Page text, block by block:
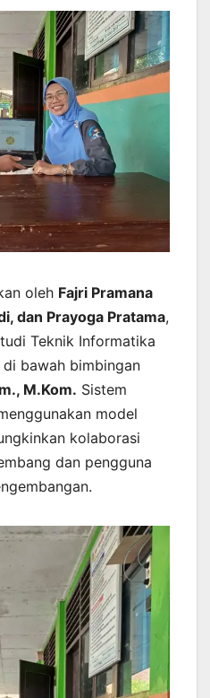
oleh Fajri Pramana
dan Prayoga Pratama,
Teknik Informatika
bawah bimbingan
M.Kom. Sistem
model
kolaborasi
dan pengguna